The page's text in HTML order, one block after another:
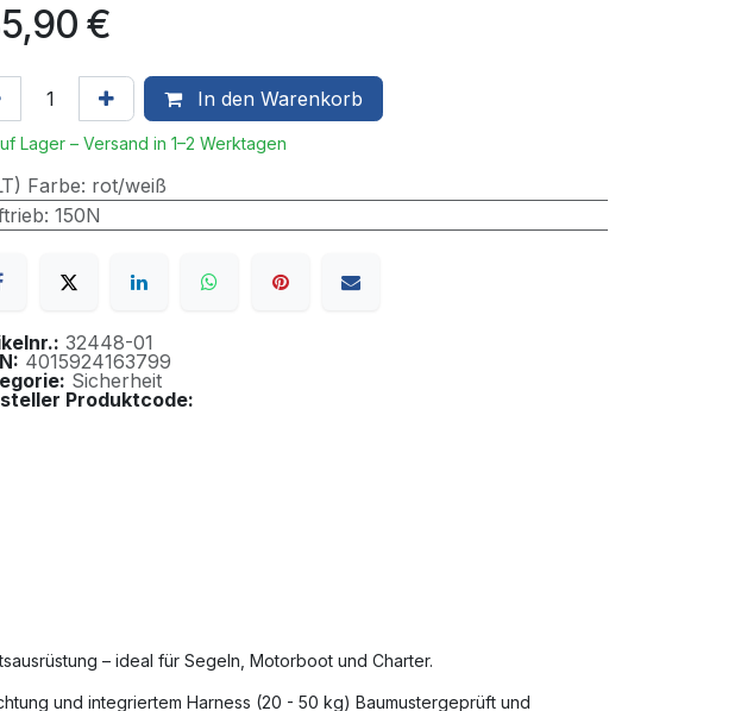
€
In den Warenkorb
Lager – Versand in 1–2 Werktagen
Farbe: rot/weiß
: 150N
32448-01
4015924163799
Sicherheit
Produktcode:
– ideal für Segeln, Motorboot und Charter.
und integriertem Harness (20 - 50 kg) Baumustergeprüft und